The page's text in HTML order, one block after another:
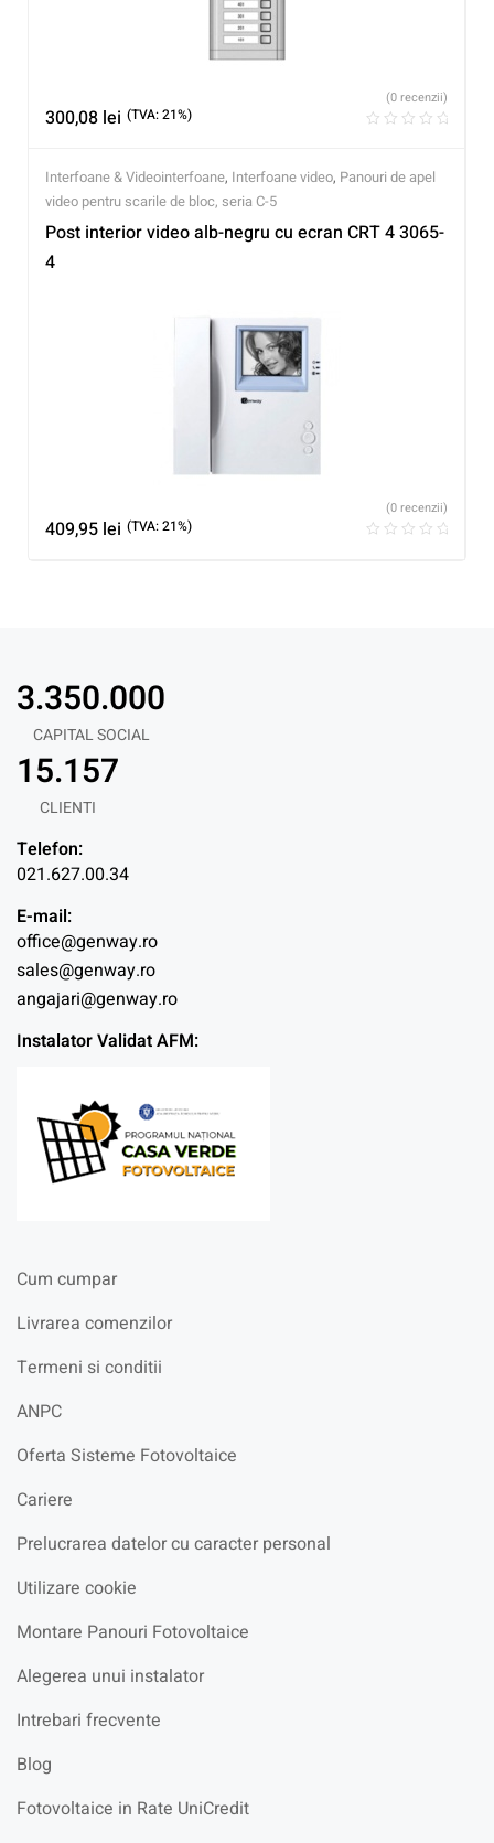
300,08 lei (TVA: 21%)
(0 recenzii)
Interfoane & Videointerfoane, Interfoane video, Panouri de apel
video pentru scarile de bloc, seria C-5
Post interior video alb-negru cu ecran CRT 4 3065-
4
409,95 lei (TVA: 21%)
(0 recenzii)
CAPITAL SOCIAL
3.350.000
CLIENTI
15.157
Telefon:
021.627.00.34
E-mail:
office@genway.ro
sales@genway.ro
angajari@genway.ro
Instalator Validat AFM:
Cum cumpar
Livrarea comenzilor
Termeni si conditii
ANPC
Oferta Sisteme Fotovoltaice
Cariere
Prelucrarea datelor cu caracter personal
Utilizare cookie
Montare Panouri Fotovoltaice
Alegerea unui instalator
Intrebari frecvente
Blog
Fotovoltaice in Rate UniCredit